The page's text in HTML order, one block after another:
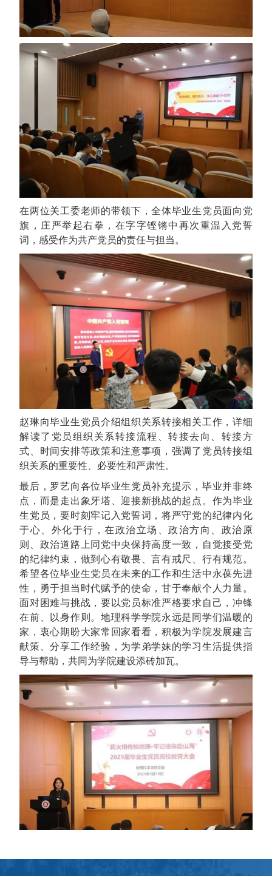
在两位关工委老师的带领下，全体毕业生党员面向党
旗，庄严举起右拳，在字字铿锵中再次重温入党誓
词，感受作为共产党员的责任与担当。
赵琳向毕业生党员介绍组织关系转接相关工作，详细
解读了党员组织关系转接流程、转接去向、转接方
式、时间安排等政策和注意事项，强调了党员转接组
织关系的重要性、必要性和严肃性。
最后，罗艺向各位毕业生党员补充提示，毕业并非终
点，而是走出象牙塔、迎接新挑战的起点。作为毕业
生党员，要时刻牢记入党誓词，将严守党的纪律内化
于心、外化于行，在政治立场、政治方向、政治原
则、政治道路上同党中央保持高度一致，自觉接受党
的纪律约束，做到心有敬畏、言有戒尺、行有规范。
希望各位毕业生党员在未来的工作和生活中永葆先进
性，勇于担当时代赋予的使命，甘于奉献个人力量。
面对困难与挑战，要以党员标准严格要求自己，冲锋
在前、以身作则。地理科学学院永远是同学们温暖的
家，衷心期盼大家常回家看看，积极为学院发展建言
献策、分享工作经验，为学弟学妹的学习生活提供指
导与帮助，共同为学院建设添砖加瓦。